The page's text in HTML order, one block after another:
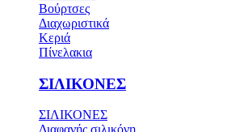
Βούρτσες
Διαχωριστικά
Κεριά
Πίνελακια
ΣΙΛΙΚΟΝΕΣ
ΣΙΛΙΚΟΝΕΣ